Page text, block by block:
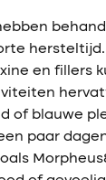
en fillers
of blauwe
paar